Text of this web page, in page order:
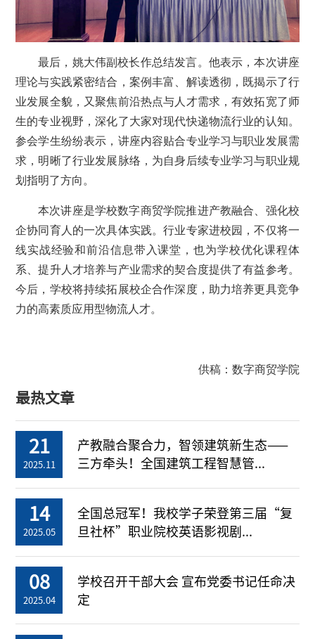
最后，姚大伟副校长作总结发言。他表示，本次讲座
理论与实践紧密结合，案例丰富、解读透彻，既揭示了行
业发展全貌，又聚焦前沿热点与人才需求，有效拓宽了师
生的专业视野，深化了大家对现代快递物流行业的认知。
参会学生纷纷表示，讲座内容贴合专业学习与职业发展需
求，明晰了行业发展脉络，为自身后续专业学习与职业规
划指明了方向。
本次讲座是学校数字商贸学院推进产教融合、强化校
企协同育人的一次具体实践。行业专家进校园，不仅将一
线实战经验和前沿信息带入课堂，也为学校优化课程体
系、提升人才培养与产业需求的契合度提供了有益参考。
今后，学校将持续拓展校企合作深度，助力培养更具竞争
力的高素质应用型物流人才。
供稿：数字商贸学院
最热文章
21
2025.11
产教融合聚合力，智领建筑新生态——
三方牵头！全国建筑工程智慧管...
14
2025.05
全国总冠军！我校学子荣登第三届“复
旦社杯”职业院校英语影视剧...
08
2025.04
学校召开干部大会 宣布党委书记任命决
定